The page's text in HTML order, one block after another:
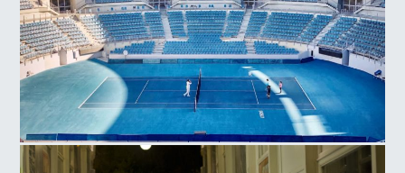
Ολυμπιακό Αθλητικό Κέντρο Αθηνών, Γήπεδο Τέννις